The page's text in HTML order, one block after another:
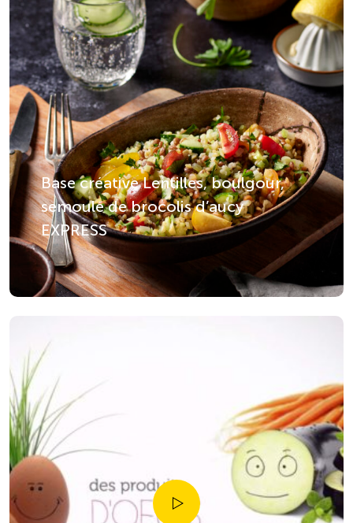
Base créative Lentilles, boulgour,
semoule de brocolis d’aucy
EXPRESS